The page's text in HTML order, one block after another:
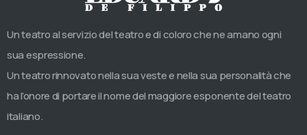
Un teatro al servizio del teatro e di coloro che ne amano ogni
sua espressione.
Un teatro rinnovato nella sua veste e nella sua personalità che
ha l’onore di portare il nome del maggiore esponente del teatro
italiano.